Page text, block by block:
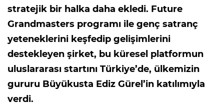
stratejik bir halka daha ekledi. Future
Grandmasters programı ile genç satranç
yeteneklerini keşfedip gelişimlerini
destekleyen şirket, bu küresel platformun
uluslararası startını Türkiye’de, ülkemizin
gururu Büyükusta Ediz Gürel’in katılımıyla
verdi.